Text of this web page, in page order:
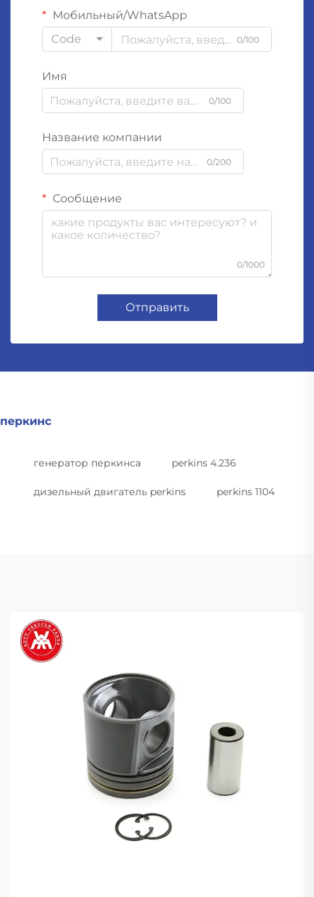
Мобильный/WhatsApp
Code
0/100
Имя
0/100
Название компании
0/200
Сообщение
0/1000
Отправить
перкинс
генератор перкинса perkins 4.236
дизельный двигатель perkins perkins 1104